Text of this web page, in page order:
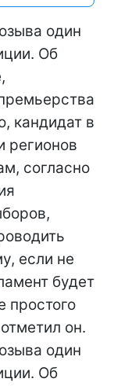
один
Об
кандидат в
регионов
согласно
если не
будет
простого
он.
один
Об